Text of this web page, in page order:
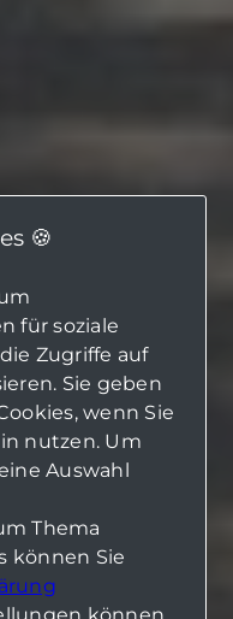
🍪
für soziale
Zugriffe auf
Sie geben
wenn Sie
nutzen. Um
Auswahl
Thema
können Sie